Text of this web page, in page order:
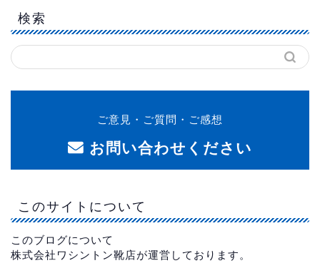
検索
ご意見・ご質問・ご感想
お問い合わせください
このサイトについて
このブログについて
株式会社ワシントン靴店が運営しております。